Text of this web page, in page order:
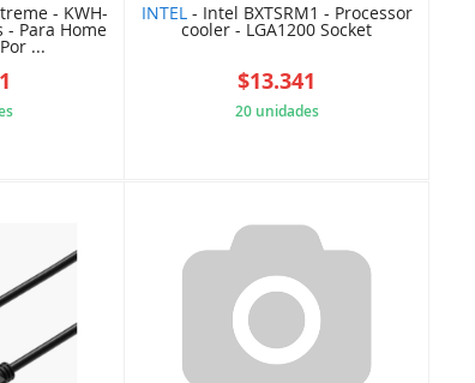
- KWH-
- Para Home
...
INTEL- Intel BXTSRM1 - Processor
cooler - LGA1200 Socket
$13.341
20 unidades